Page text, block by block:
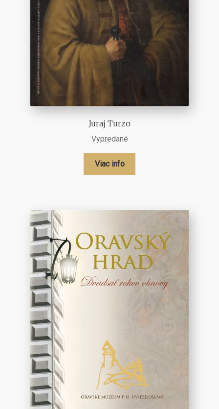
Juraj Turzo
Vypredané
Viac info